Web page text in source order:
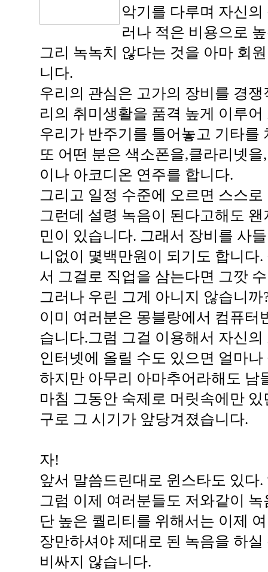
악기를 다루며 자신
러나 적은 비용으로
그리 녹녹치 않다는 것을 아마 회
니다.
우리의 관심은 고가의 장비를 경
리의 취미생활을 품격 높게 이루
우리가 반주기를 틀어놓고 기타를
또 어떤 분은 색소폰을,클라리넷
이나 아코디온 연주를 합니다.
그리고 일정 수준에 오르면 스스
그런데 설령 녹음이 된다고해도
민이 있습니다. 그래서 장비를 사
니없이 몇백만원이 되기도 합니다
서 그걸로 직업을 삼는다면 그깟
그러나 우린 그게 아니지 않습니까
이미 여러분은 몽블랑에서 컴퓨
습니다.그럼 그걸 이용해서 자신
인터넷에 올릴 수도 있으면 얼마나
하지만 아무리 아마추어라해도 남
마침 그동안 숙제로 머릿속에만
구로 그 시기가 앞당겨졌습니다.
자!
앞서 말씀드린대로 윈스타도 있다
그럼 이제 여러분들도 저와같이
단 높은 퀄리티를 위해서는 이제
장만하셔야 제대로 된 녹음을 하실
비싸지 않습니다.